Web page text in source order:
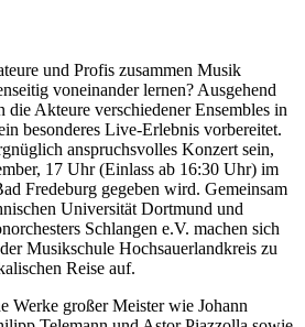
und Profis zusammen Musik
voneinander lernen? Ausgehend
die Akteure verschiedener Ensembles in
besonderes Live-Erlebnis vorbereitet.
anspruchsvolles Konzert sein,
17 Uhr (Einlass ab 16:30 Uhr) im
Fredeburg gegeben wird. Gemeinsam
Universität Dortmund und
Schlangen e.V. machen sich
Musikschule Hochsauerlandkreis zu
Reise auf.
Werke großer Meister wie Johann